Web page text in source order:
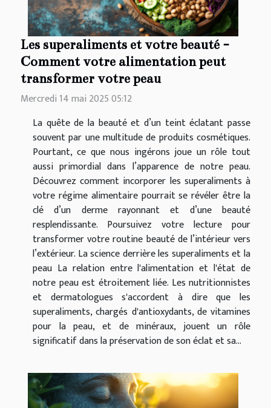
Les superaliments et votre beauté -
Comment votre alimentation peut
transformer votre peau
Mercredi 14 mai 2025 05:12
La quête de la beauté et d’un teint éclatant passe
souvent par une multitude de produits cosmétiques.
Pourtant, ce que nous ingérons joue un rôle tout
aussi primordial dans l’apparence de notre peau.
Découvrez comment incorporer les superaliments à
votre régime alimentaire pourrait se révéler être la
clé d’un derme rayonnant et d’une beauté
resplendissante. Poursuivez votre lecture pour
transformer votre routine beauté de l’intérieur vers
l’extérieur. La science derrière les superaliments et la
peau La relation entre l'alimentation et l'état de
notre peau est étroitement liée. Les nutritionnistes
et dermatologues s'accordent à dire que les
superaliments, chargés d'antioxydants, de vitamines
pour la peau, et de minéraux, jouent un rôle
significatif dans la préservation de son éclat et sa...